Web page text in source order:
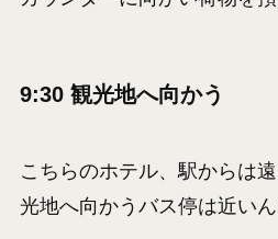
9:30 観光地へ向かう
こちらのホテル、駅からは
光地へ向かうバス停は近いん